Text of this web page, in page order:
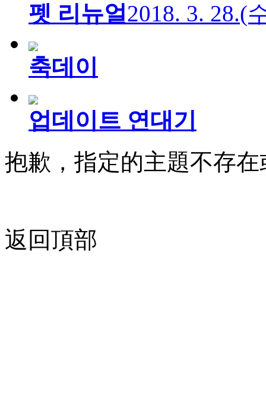
펫 리뉴얼2018. 3. 28.(
축데이
업데이트 연대기
抱歉，指定的主題不存
返回頂部